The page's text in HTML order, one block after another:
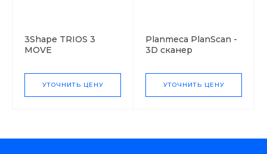
3Shape TRIOS 3
MOVE
УТОЧНИТЬ ЦЕНУ
Planmeca PlanScan -
3D сканер
УТОЧНИТЬ ЦЕНУ